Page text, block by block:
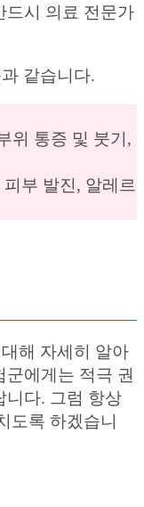
드시 의료 전문가
같습니다.
위 통증 및 붓기,
부 발진, 알레르
해 자세히 알아
에게는 적극 권
니다. 그럼 항상
도록 하겠습니